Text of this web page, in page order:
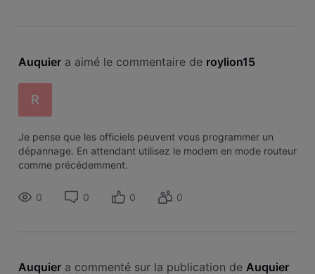
Auquier a aimé le commentaire de roylion15
R
Je pense que les officiels peuvent vous programmer un
dépannage. En attendant utilisez le modem en mode routeur
comme précédemment.
0 0 0 0
Auquier a commenté sur la publication de Auquier